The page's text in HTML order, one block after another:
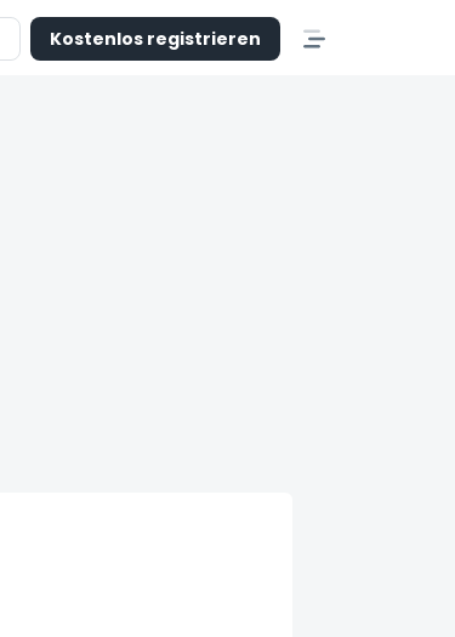
Kostenlos registrieren